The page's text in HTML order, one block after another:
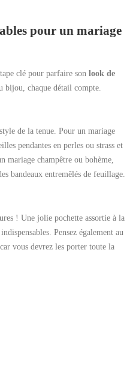
pour un mariage
clé pour parfaire son look de
bijou, chaque détail compte.
de la tenue. Pour un mariage
pendantes en perles ou strass et
mariage champêtre ou bohème,
bandeaux entremêlés de feuillage.
! Une jolie pochette assortie à la
Pensez également au
vous devrez les porter toute la